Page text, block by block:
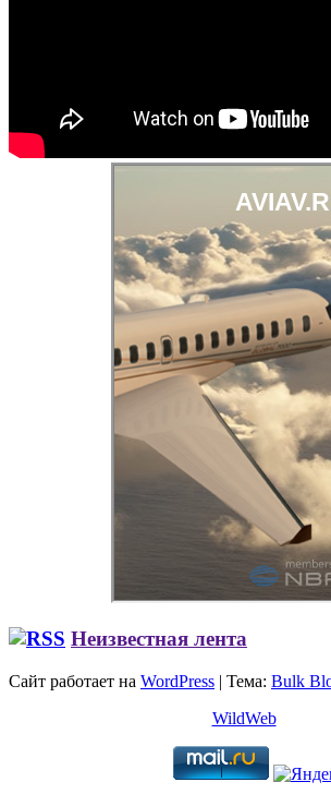
Неизвестная лента
Сайт работает на WordPress | Тема: Bulk
WildWeb